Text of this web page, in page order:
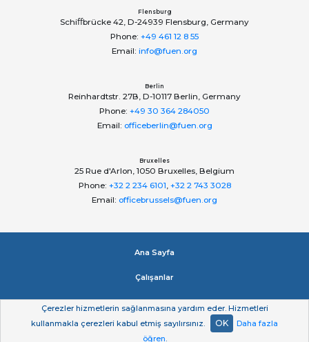
Flensburg
Schiﬀbrücke 42, D-24939 Flensburg, Germany
Phone: +49 461 12 8 55
Email: info@fuen.org
Berlin
Reinhardtstr. 27B, D-10117 Berlin, Germany
Phone: +49 30 364 284050
Email: officeberlin@fuen.org
Bruxelles
25 Rue d'Arlon, 1050 Bruxelles, Belgium
Phone: +32 2 234 6101, +32 2 743 3028
Email: officebrussels@fuen.org
Ana Sayfa
Çalışanlar
Impressum
Gizlilik beyan
Çerezler hizmetlerin sağlanmasına yardım eder. Hizmetleri
kullanmakla çerezleri kabul etmiş sayılırsınız.
OK
Daha fazla
öğren.